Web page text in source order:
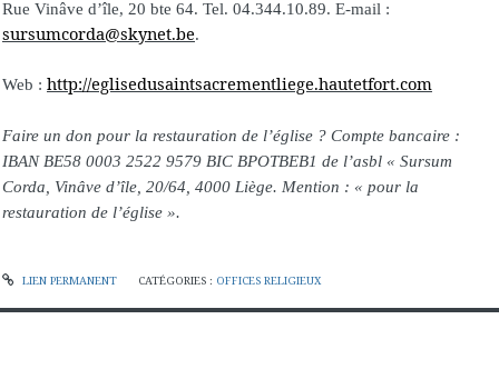
Rue Vinâve d’île, 20 bte 64. Tel. 04.344.10.89. E-mail :
sursumcorda@skynet.be.
Web : http://eglisedusaintsacrementliege.hautetfort.com
Faire un don pour la restauration de l’église ? Compte bancaire :
IBAN BE58 0003 2522 9579 BIC BPOTBEB1 de l’asbl « Sursum
Corda, Vinâve d’île, 20/64, 4000 Liège. Mention : « pour la
restauration de l’église ».
LIEN PERMANENT CATÉGORIES : OFFICES RELIGIEUX